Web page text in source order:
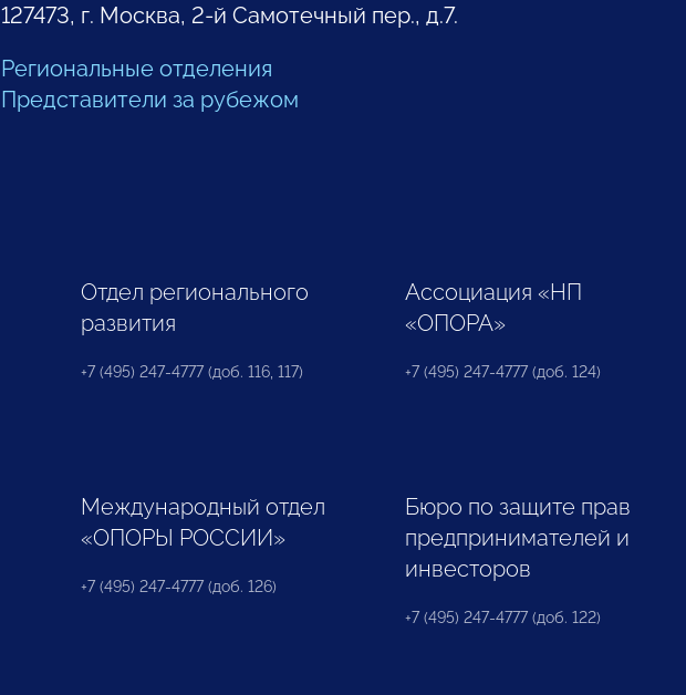
127473, г. Москва, 2-й Самотечный пер., д.7.
Региональные отделения
Представители за рубежом
Отдел регионального
развития
+7 (495) 247-4777 (доб. 116, 117)
Ассоциация «НП
«ОПОРА»
+7 (495) 247-4777 (доб. 124)
Международный отдел
«ОПОРЫ РОССИИ»
+7 (495) 247-4777 (доб. 126)
Бюро по защите прав
предпринимателей и
инвесторов
+7 (495) 247-4777 (доб. 122)